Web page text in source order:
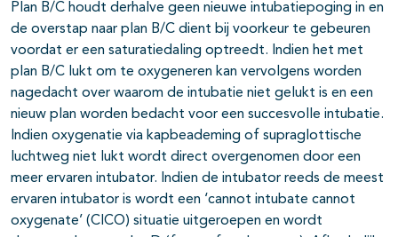
Plan B/C houdt derhalve geen nieuwe intubatiepoging in en
de overstap naar plan B/C dient bij voorkeur te gebeuren
voordat er een saturatiedaling optreedt. Indien het met
plan B/C lukt om te oxygeneren kan vervolgens worden
nagedacht over waarom de intubatie niet gelukt is en een
nieuw plan worden bedacht voor een succesvolle intubatie.
Indien oxygenatie via kapbeademing of supraglottische
luchtweg niet lukt wordt direct overgenomen door een
meer ervaren intubator. Indien de intubator reeds de meest
ervaren intubator is wordt een ‘cannot intubate cannot
oxygenate’ (CICO) situatie uitgeroepen en wordt